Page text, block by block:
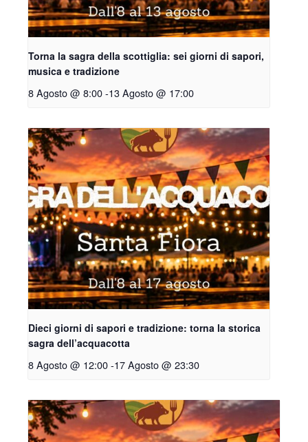
Torna la sagra della scottiglia: sei giorni di sapori,
musica e tradizione
8 Agosto @ 8:00-13 Agosto @ 17:00
Dieci giorni di sapori e tradizione: torna la storica
sagra dell’acquacotta
8 Agosto @ 12:00-17 Agosto @ 23:30